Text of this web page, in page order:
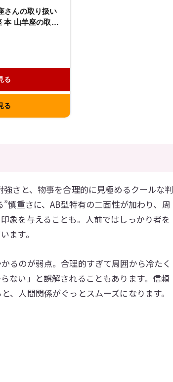
さんの取り扱い
本 山羊座の取扱
占い 占星術 ホ
ト 2026年 自己
る
る
さと、物事を合理的に見極めるクールな判
慎重さに、AB型特有の二面性が加わり、周
象を与えることも。人前ではしっかり者を
ます。
るのが弱点。合理的すぎて周囲から冷たく
ない」と誤解されることもあります。信頼
、人間関係がぐっとスムーズになります。